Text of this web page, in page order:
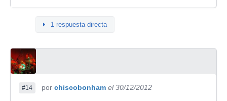
1 respuesta directa
#14 por chiscobonham el 30/12/2012